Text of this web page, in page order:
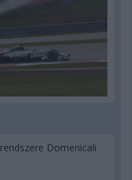
Domenicali